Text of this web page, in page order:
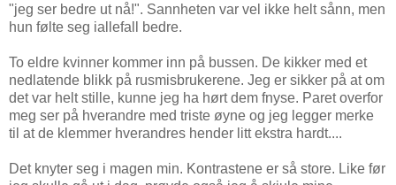
"jeg ser bedre ut nå!". Sannheten var vel ikke helt sånn, men
hun følte seg iallefall bedre.
To eldre kvinner kommer inn på bussen. De kikker med et
nedlatende blikk på rusmisbrukerene. Jeg er sikker på at om
det var helt stille, kunne jeg ha hørt dem fnyse. Paret overfor
meg ser på hverandre med triste øyne og jeg legger merke
til at de klemmer hverandres hender litt ekstra hardt....
Det knyter seg i magen min. Kontrastene er så store. Like før